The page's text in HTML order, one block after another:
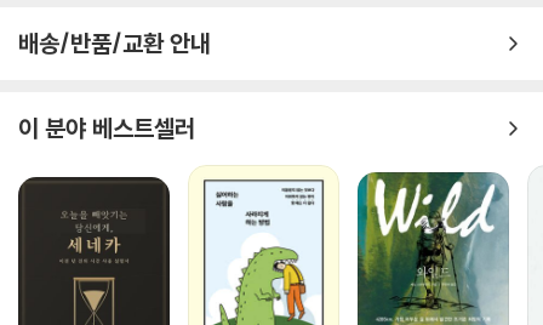
배송/반품/교환 안내
이 분야 베스트셀러